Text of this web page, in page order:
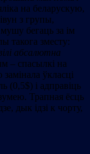
на беларускую,
з групы,
бегаць за ім
такога зместу:
абсалютна
– спасылкі на
ўкласці
(0,5$) i адправіць
Трапная ёсць
дык ідзі к чорту,